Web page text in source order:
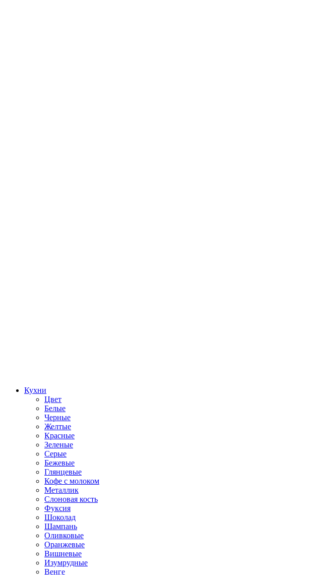
Кухни
Цвет
Белые
Черные
Желтые
Красные
Зеленые
Серые
Бежевые
Глянцевые
Кофе с молоком
Металлик
Слоновая кость
Фуксия
Шоколад
Шампань
Оливковые
Оранжевые
Вишневые
Изумрудные
Венге